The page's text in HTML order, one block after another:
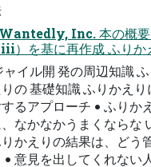
Inc. 本の概要
）を基に再作成 ふりか
ャイル開 発の周辺知識
の 基礎知識 ふりかえり
るアプローチ • ふりか
なかなかうまくならな
りかえりの結果は、どう
• 意見を出してくれない